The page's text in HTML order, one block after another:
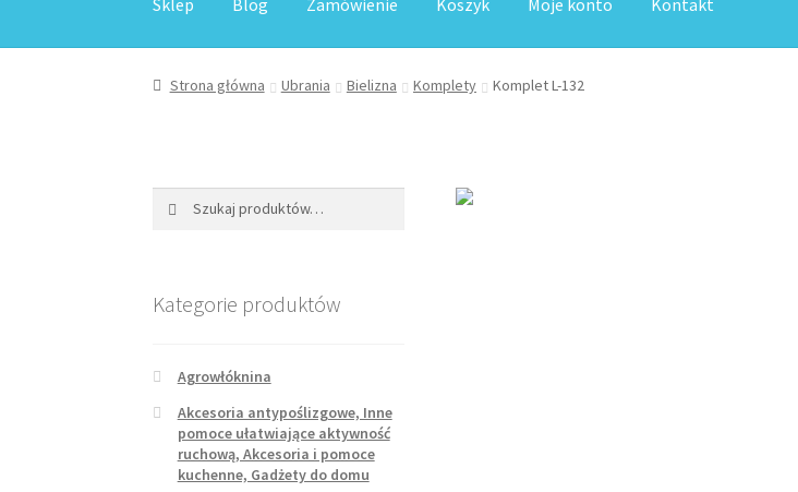
Sklep Blog Zamówienie Koszyk Moje konto Kontakt
Strona główna Blog Dodaj Sklep Kontakt Koszyk Moje konto
Strona główna Ubrania Bielizna Komplety Komplet L-132
Kategorie produktów
Agrowłóknina
Akcesoria antypoślizgowe, Inne
pomoce ułatwiające aktywność
ruchową, Akcesoria i pomoce
kuchenne, Gadżety do domu